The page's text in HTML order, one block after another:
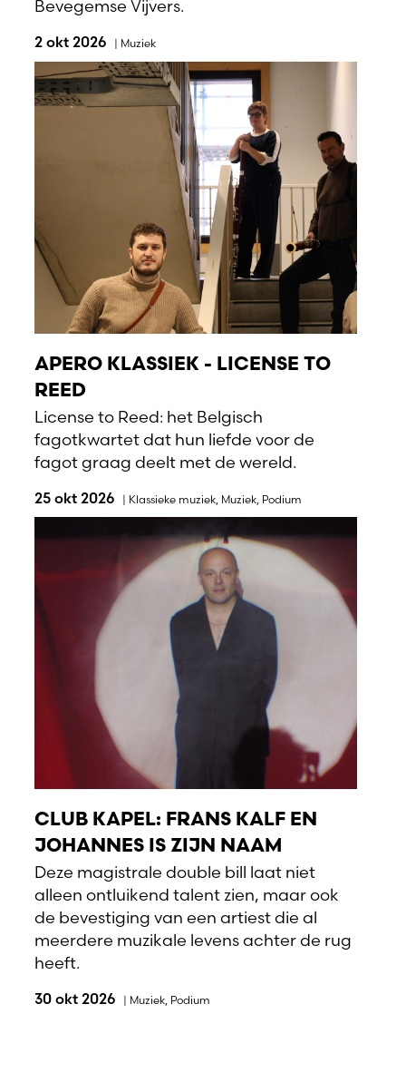
Bevegemse Vijvers.
2 okt 2026 | Muziek
APERO KLASSIEK - LICENSE TO
REED
License to Reed: het Belgisch
fagotkwartet dat hun liefde voor de
fagot graag deelt met de wereld.
25 okt 2026 | Klassieke muziek Muziek Podium
CLUB KAPEL: FRANS KALF EN
JOHANNES IS ZIJN NAAM
Deze magistrale double bill laat niet
alleen ontluikend talent zien, maar ook
de bevestiging van een artiest die al
meerdere muzikale levens achter de rug
heeft.
30 okt 2026 | Muziek, Podium